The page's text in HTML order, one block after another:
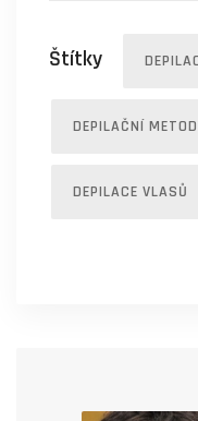
Štítky
DEPILAČNÍ
DEPILACE VLASŮ